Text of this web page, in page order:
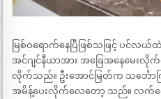
မြစ်ဝရောက်နေပြီဖြစ်သဖြင့် ပင်လ
အင်ဂျင်နီယာအား အခြေအနေမေးလိုက်
လိုက်သည်။ ဦးအောင်မြတ်က သင်္ဘောက
အမိန့်ပေးလိုက်လေတော့ သည်။ လက်ထ